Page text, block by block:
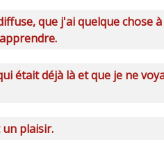
que j'ai quelque chose à
était déjà là et que je ne
un plaisir.